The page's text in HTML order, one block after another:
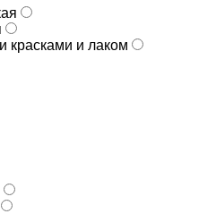
красками и лаком